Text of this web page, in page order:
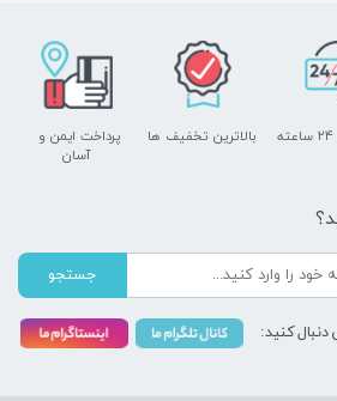
پرداخت ایمن و ​​​​​​​
آسان
بالاترین تخفیف ها
جستجو
دنبال کنید: